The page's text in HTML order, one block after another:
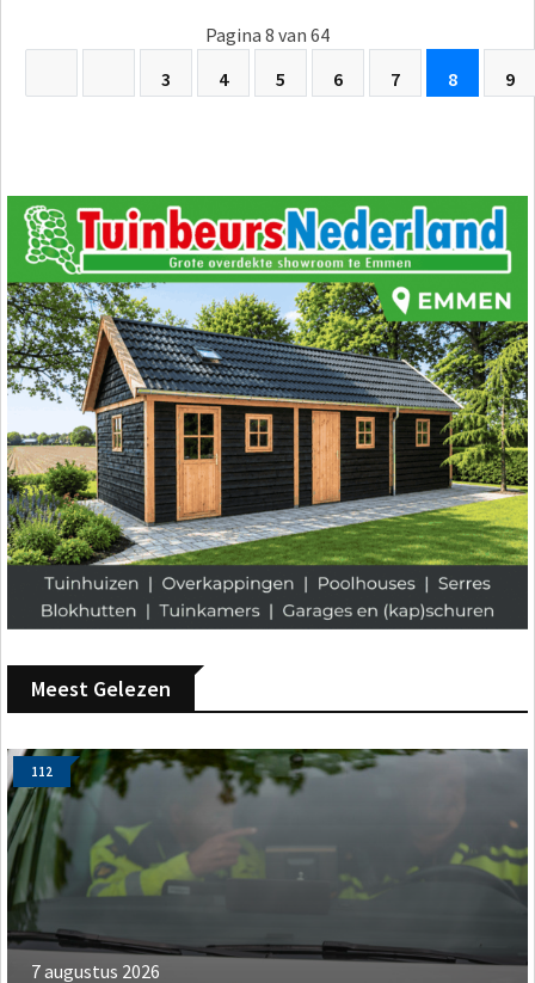
Pagina 8 van 64
3
4 5 6 7 8 9
Meest Gelezen
112
7 augustus 2026